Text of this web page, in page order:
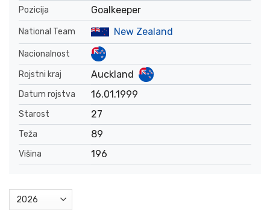
Pozicija Goalkeeper
National Team New Zealand
Nacionalnost
Rojstni kraj
Auckland
Datum rojstva 16.01.1999
Starost 27
Teža 89
Višina 196